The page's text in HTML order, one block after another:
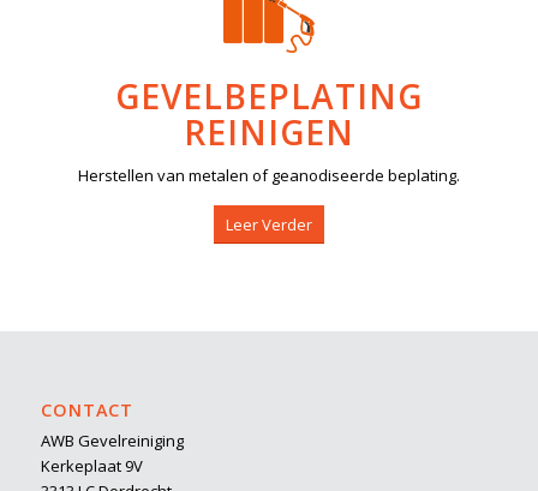
GEVELBEPLATING
REINIGEN
Herstellen van metalen of geanodiseerde beplating.
Leer Verder
CONTACT
AWB Gevelreiniging
Kerkeplaat 9V